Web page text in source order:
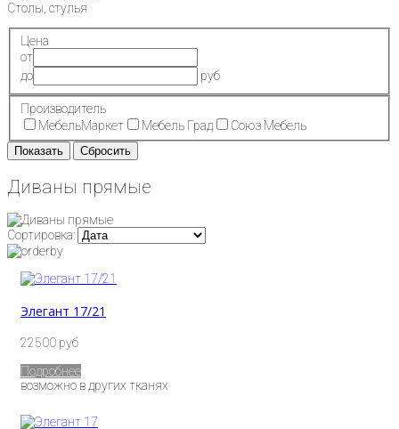
Столы, стулья
Цена
от
до
руб
Производитель
МебельМаркет
Мебель Град Союз Мебель
Диваны прямые
Сортировка:
Элегант 17/21
22500 руб
Подробнее
возможно в других тканях